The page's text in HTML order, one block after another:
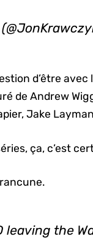
d’être
de Andrew
Jake
ça, c’est
rancune.
leaving the